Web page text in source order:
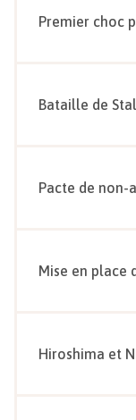
Premier choc
Bataille de
Pacte de non-
Mise en place
Hiroshima et